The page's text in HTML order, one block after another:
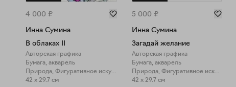
4 000 ₽
Инна Сумина
В облаках II
Авторская графика
Бумага, акварель
Природа, Фигуративное искусство
42 x 29.7 см
5 000 ₽
Инна Сумина
Загадай желание
Авторская графика
Бумага, акварель
Природа, Фигуративное искусство
42 x 29.7 см